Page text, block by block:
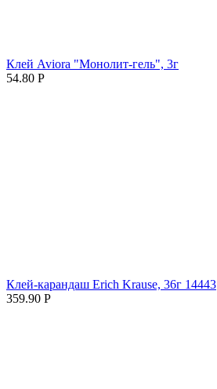
Клей Aviora "Монолит-гель", 3г
54.80 Р
Клей-карандаш Erich Krause, 36г 14443
359.90 Р